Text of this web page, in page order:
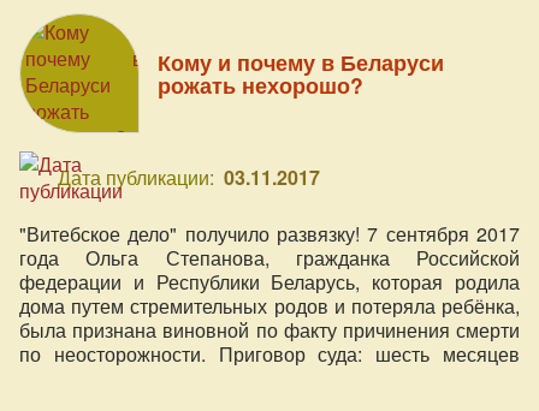
Кому и почему в Беларуси
рожать нехорошо?
Дата публикации: 03.11.2017
"Витебское дело" получило развязку! 7 сентября 2017
года Ольга Степанова, гражданка Российской
федерации и Республики Беларусь, которая родила
дома путем стремительных родов и потеряла ребёнка,
была признана виновной по факту причинения смерти
по неосторожности. Приговор суда: шесть месяцев